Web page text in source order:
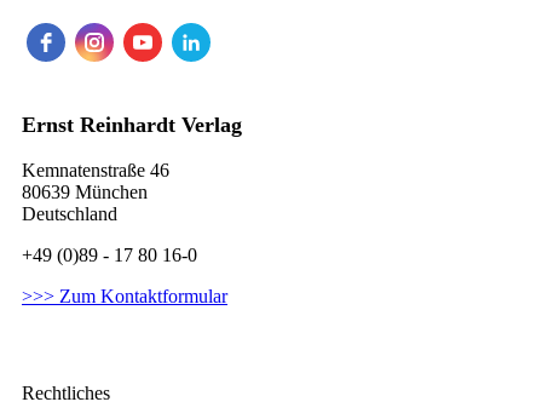
Ernst Reinhardt Verlag
Kemnatenstraße 46
80639 München
Deutschland
+49 (0)89 - 17 80 16-0
>>> Zum Kontaktformular
Rechtliches